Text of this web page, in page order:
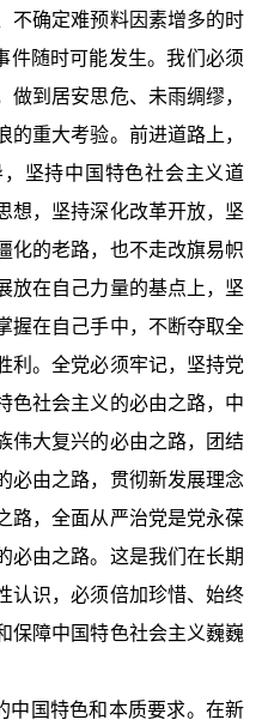
不确定难预料因素增多的时
件随时可能发生。我们必须
到居安思危、未雨绸缪，
重大考验。前进道路上，
坚持中国特色社会主义道
想，坚持深化改革开放，坚
化的老路，也不走改旗易帜
放在自己力量的基点上，坚
握在自己手中，不断夺取全
利。全党必须牢记，坚持党
色社会主义的必由之路，中
伟大复兴的必由之路，团结
必由之路，贯彻新发展理念
路，全面从严治党是党永葆
必由之路。这是我们在长期
认识，必须倍加珍惜、始终
保障中国特色社会主义巍巍
国特色和本质要求。在新